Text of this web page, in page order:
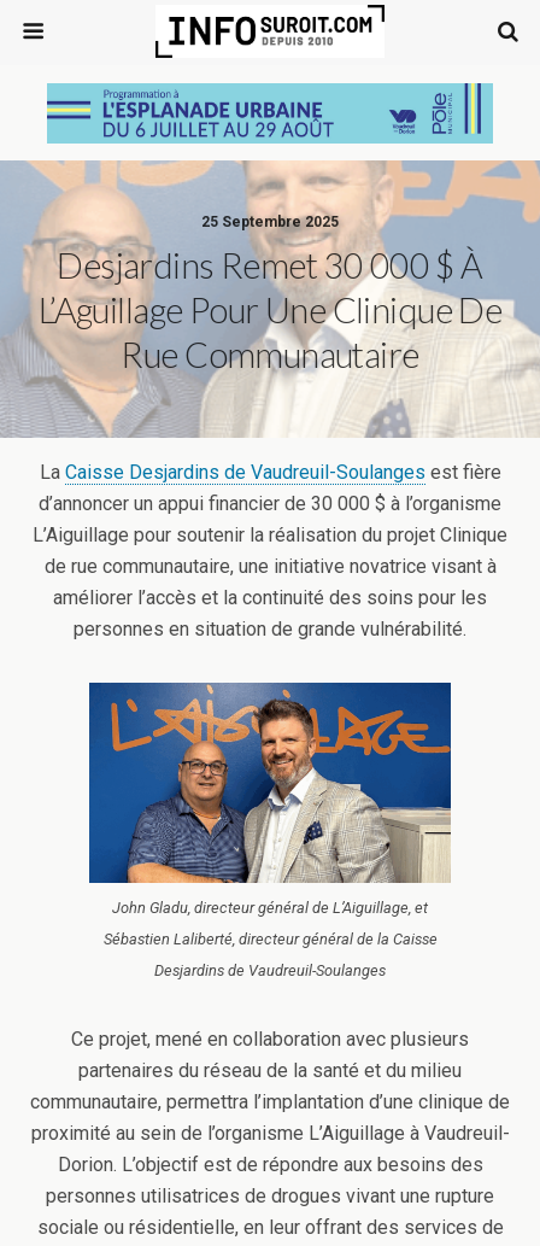
25 Septembre 2025
Desjardins Remet 30 000 $ À
L’Aguillage Pour Une Clinique De
Rue Communautaire
La Caisse Desjardins de Vaudreuil-Soulanges est fière
d’annoncer un appui financier de 30 000 $ à l’organisme
L’Aiguillage pour soutenir la réalisation du projet Clinique
de rue communautaire, une initiative novatrice visant à
améliorer l’accès et la continuité des soins pour les
personnes en situation de grande vulnérabilité.
John Gladu, directeur général de L’Aiguillage, et
Sébastien Laliberté, directeur général de la Caisse
Desjardins de Vaudreuil-Soulanges
Ce projet, mené en collaboration avec plusieurs
partenaires du réseau de la santé et du milieu
communautaire, permettra l’implantation d’une clinique de
proximité au sein de l’organisme L’Aiguillage à Vaudreuil-
Dorion. L’objectif est de répondre aux besoins des
personnes utilisatrices de drogues vivant une rupture
sociale ou résidentielle, en leur offrant des services de